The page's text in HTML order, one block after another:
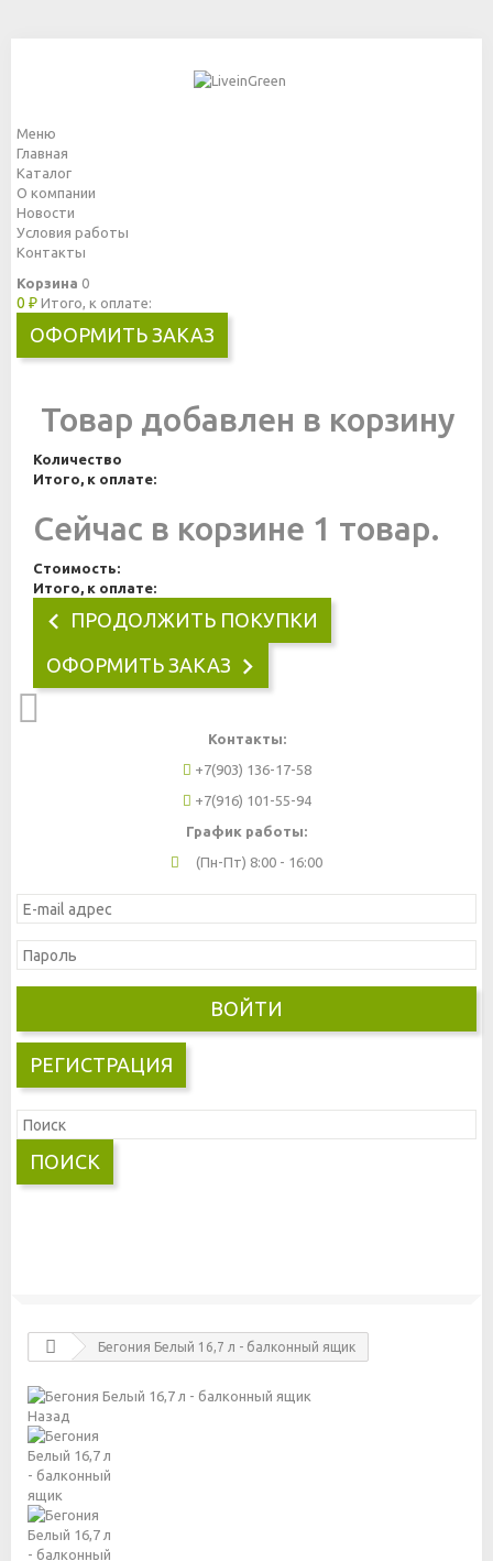
Меню
Главная
Каталог
О компании
Новости
Условия работы
Контакты
Корзина 0
0 ₽ Итого, к оплате:
ОФОРМИТЬ ЗАКАЗ
Товар добавлен в корзину
Количество
Итого, к оплате:
Сейчас в корзине 1 товар.
Стоимость:
Итого, к оплате:
ПРОДОЛЖИТЬ ПОКУПКИ
ОФОРМИТЬ ЗАКАЗ
Контакты:
+7(903) 136-17-58
+7(916) 101-55-94
График работы:
(Пн-Пт) 8:00 - 16:00
ВОЙТИ
РЕГИСТРАЦИЯ
ПОИСК
Бегония Белый 16,7 л - балконный ящик
Назад